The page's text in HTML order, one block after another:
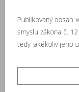
Publikovaný obsah
smyslu zákona č.
tedy jakékoliv jeho